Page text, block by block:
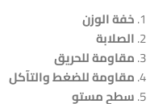
خفة الوزن
الصلابة
مقاومة للحريق
مقاومة للضغط والتآكل
سطح مستوٍ